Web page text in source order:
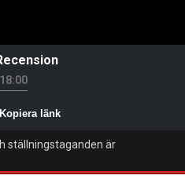
Kopiera länk
ställningstaganden är